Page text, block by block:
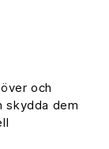
och
skydda dem